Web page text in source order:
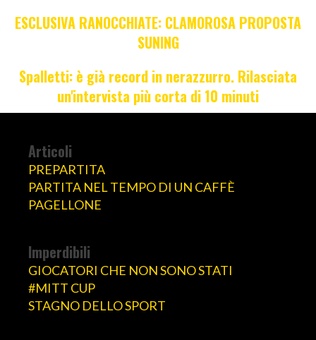
ESCLUSIVA RANOCCHIATE: CLAMOROSA PROPOSTA
SUNING
Spalletti: è già record in nerazzurro. Rilasciata
un'intervista più corta di 10 minuti
Articoli
PREPARTITA
PARTITA NEL TEMPO DI UN CAFFÈ
PAGELLONE
Imperdibili
GIOCATORI CHE NON SONO STATI
#MITT CUP
STAGNO DELLO SPORT